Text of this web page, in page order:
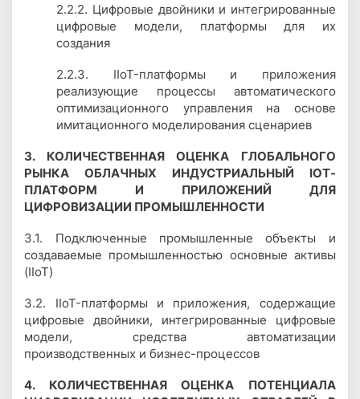
2.2.2. Цифровые двойники и интегрированные
цифровые модели, платформы для их
создания
2.2.3. IIoT-платформы и приложения
реализующие процессы автоматического
оптимизационного управления на основе
имитационного моделирования сценариев
3. КОЛИЧЕСТВЕННАЯ ОЦЕНКА ГЛОБАЛЬНОГО
РЫНКА ОБЛАЧНЫХ ИНДУСТРИАЛЬНЫЙ IOT-
ПЛАТФОРМ И ПРИЛОЖЕНИЙ ДЛЯ
ЦИФРОВИЗАЦИИ ПРОМЫШЛЕННОСТИ
3.1. Подключенные промышленные объекты и
создаваемые промышленностью основные активы
(IIoT)
3.2. IIoT-платформы и приложения, содержащие
цифровые двойники, интегрированные цифровые
модели, средства автоматизации
производственных и бизнес-процессов
4. КОЛИЧЕСТВЕННАЯ ОЦЕНКА ПОТЕНЦИАЛА